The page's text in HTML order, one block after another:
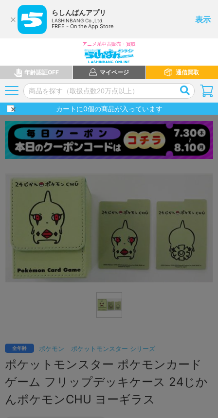
らしんばんアプリ
LASHINBANG Co.,Ltd.
FREE - On the App Store
表示
アニメ系中古販売・買取
年齢認証OFF マイページ 通信買取
カートに0個の商品が入っています
ポケモン ポケットモンスター シリーズ
全年齢
ポケットモンスター ポケモンカード
ゲーム フリップデッキケース 24じか
んポケモンCHU ヨーギラス